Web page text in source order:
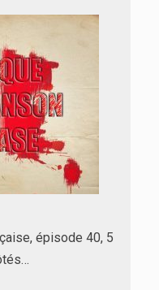
épisode 40, 5